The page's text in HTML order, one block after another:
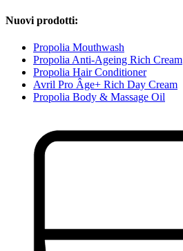
Nuovi prodotti:
Propolia Mouthwash
Propolia Anti-Ageing Rich Cream
Propolia Hair Conditioner
Avril Pro Âge+ Rich Day Cream
Propolia Body & Massage Oil